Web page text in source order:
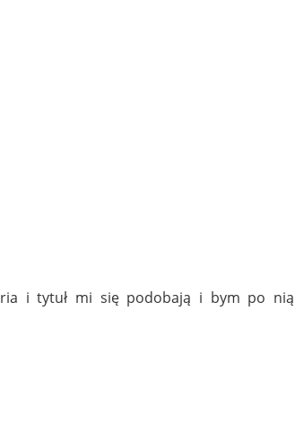
i tytuł mi się podobają i bym po nią